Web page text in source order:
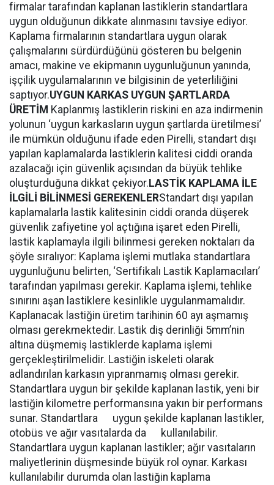
firmalar tarafından kaplanan lastiklerin standartlara
uygun olduğunun dikkate alınmasını tavsiye ediyor.
Kaplama firmalarının standartlara uygun olarak
çalışmalarını sürdürdüğünü gösteren bu belgenin
amacı, makine ve ekipmanın uygunluğunun yanında,
işçilik uygulamalarının ve bilgisinin de yeterliliğini
saptıyor.UYGUN KARKAS UYGUN ŞARTLARDA
ÜRETİM Kaplanmış lastiklerin riskini en aza indirmenin
yolunun ‘uygun karkasların uygun şartlarda üretilmesi’
ile mümkün olduğunu ifade eden Pirelli, standart dışı
yapılan kaplamalarda lastiklerin kalitesi ciddi oranda
azalacağı için güvenlik açısından da büyük tehlike
oluşturduğuna dikkat çekiyor. LASTİK KAPLAMA İLE
İLGİLİ BİLİNMESİ GEREKENLERStandart dışı yapılan
kaplamalarla lastik kalitesinin ciddi oranda düşerek
güvenlik zafiyetine yol açtığına işaret eden Pirelli,
lastik kaplamayla ilgili bilinmesi gereken noktaları da
şöyle sıralıyor: Kaplama işlemi mutlaka standartlara
uygunluğunu belirten, ‘Sertifikalı Lastik Kaplamacıları’
tarafından yapılması gerekir. Kaplama işlemi, tehlike
sınırını aşan lastiklere kesinlikle uygulanmamalıdır.
Kaplanacak lastiğin üretim tarihinin 60 ayı aşmamış
olması gerekmektedir. Lastik diş derinliği 5mm’nin
altına düşmemiş lastiklerde kaplama işlemi
gerçekleştirilmelidir. Lastiğin iskeleti olarak
adlandırılan karkasın yıpranmamış olması gerekir.
Standartlara uygun bir şekilde kaplanan lastik, yeni bir
lastiğin kilometre performansına yakın bir performans
sunar. Standartlara uygun şekilde kaplanan lastikler,
otobüs ve ağır vasıtalarda da kullanılabilir.
Standartlara uygun kaplanan lastikler; ağır vasıtaların
maliyetlerinin düşmesinde büyük rol oynar. Karkası
kullanılabilir durumda olan lastiğin kaplama